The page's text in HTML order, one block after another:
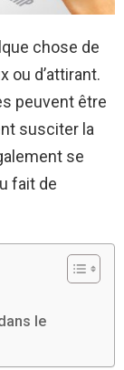
chose de
ou d’attirant.
peuvent être
susciter la
se
fait de
le